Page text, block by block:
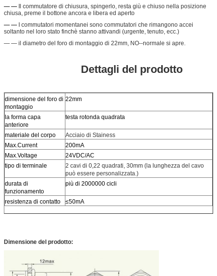
— — Il commutatore di chiusura, spingerlo, resta giù e chiuso nella posizione
chiusa, preme il bottone ancora e libera ed aperto
— — I commutatori momentanei sono commutatori che rimangono accei
soltanto nel loro stato finchè stanno attivandi (urgente, tenuto, ecc.)
— — il diametro del foro di montaggio di 22mm, NO--normale si apre.
Dettagli del prodotto
dimensione del foro di
montaggio
22mm
la forma capa
anteriore
testa rotonda quadrata
materiale del corpo
Acciaio di Stainess
Max.Current
200mA
Max.Voltage
24VDC/AC
tipo di terminale
2 cavi di 0,22 quadrati, 30mm (la lunghezza del cavo
può essere personalizzata.)
durata di
funzionamento
più di 2000000 cicli
resistenza di contatto ≤50mA
Dimensione del prodotto: